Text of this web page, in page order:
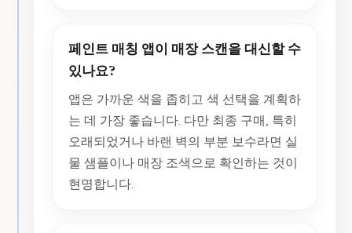
페인트 매칭 앱이 매장 스캔을 대신할 수
있나요?
앱은 가까운 색을 좁히고 색 선택을 계획하
는 데 가장 좋습니다. 다만 최종 구매, 특히
오래되었거나 바랜 벽의 부분 보수라면 실
물 샘플이나 매장 조색으로 확인하는 것이
현명합니다.